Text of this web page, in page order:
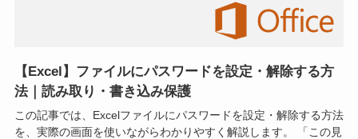
【Excel】ファイルにパスワードを設定・解除する方
法｜読み取り・書き込み保護
この記事では、Excelファイルにパスワードを設定・解除する方法
を、実際の画面を使いながらわかりやすく解説します。 「この見